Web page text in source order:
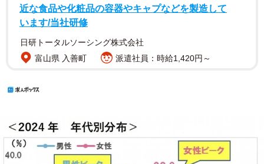
近な食品や化粧品の容器やキャプなどを製造して
います/当社研修
日研トータルソーシング株式会社
富山県 入善町
派遣社員：時給1,420円～